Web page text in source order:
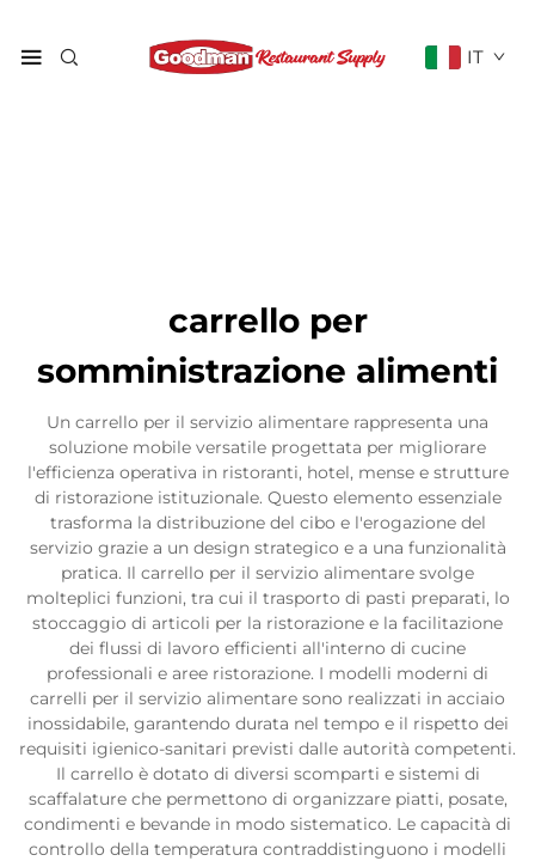
IT
carrello per
somministrazione alimenti
Un carrello per il servizio alimentare rappresenta una
soluzione mobile versatile progettata per migliorare
l'efficienza operativa in ristoranti, hotel, mense e strutture
di ristorazione istituzionale. Questo elemento essenziale
trasforma la distribuzione del cibo e l'erogazione del
servizio grazie a un design strategico e a una funzionalità
pratica. Il carrello per il servizio alimentare svolge
molteplici funzioni, tra cui il trasporto di pasti preparati, lo
stoccaggio di articoli per la ristorazione e la facilitazione
dei flussi di lavoro efficienti all'interno di cucine
professionali e aree ristorazione. I modelli moderni di
carrelli per il servizio alimentare sono realizzati in acciaio
inossidabile, garantendo durata nel tempo e il rispetto dei
requisiti igienico-sanitari previsti dalle autorità competenti.
Il carrello è dotato di diversi scomparti e sistemi di
scaffalature che permettono di organizzare piatti, posate,
condimenti e bevande in modo sistematico. Le capacità di
controllo della temperatura contraddistinguono i modelli